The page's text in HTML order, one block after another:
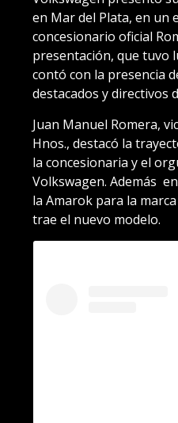
en Mar del Plata, en un
concesionario oficial
presentación, que tuvo
contó con la presencia
destacados y directivos
Juan Manuel Romera,
Hnos., destacó la
la concesionaria y el
Volkswagen. Además
la Amarok para la
trae el nuevo modelo.